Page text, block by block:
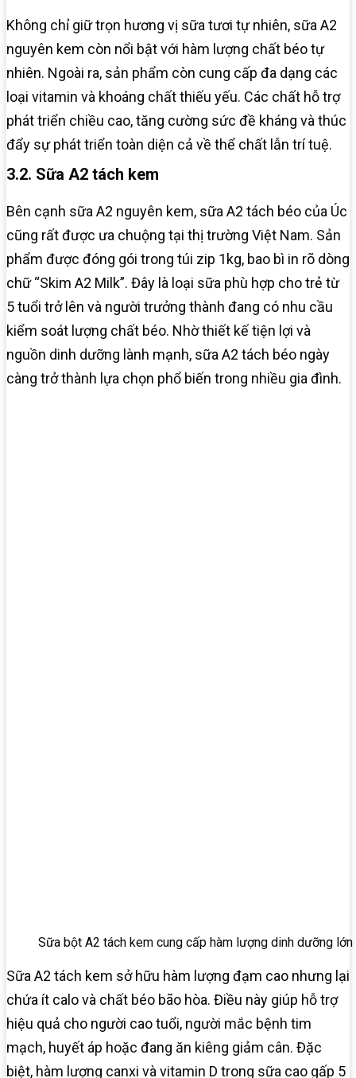
Không chỉ giữ trọn hương vị sữa tươi tự nhiên, sữa A2
nguyên kem còn nổi bật với hàm lượng chất béo tự
nhiên. Ngoài ra, sản phẩm còn cung cấp đa dạng các
loại vitamin và khoáng chất thiếu yếu. Các chất hỗ trợ
phát triển chiều cao, tăng cường sức đề kháng và thúc
đẩy sự phát triển toàn diện cả về thể chất lẫn trí tuệ.
3.2. Sữa A2 tách kem
Bên cạnh sữa A2 nguyên kem, sữa A2 tách béo của Úc
cũng rất được ưa chuộng tại thị trường Việt Nam. Sản
phẩm được đóng gói trong túi zip 1kg, bao bì in rõ dòng
chữ “Skim A2 Milk”. Đây là loại sữa phù hợp cho trẻ từ
5 tuổi trở lên và người trưởng thành đang có nhu cầu
kiểm soát lượng chất béo. Nhờ thiết kế tiện lợi và
nguồn dinh dưỡng lành mạnh, sữa A2 tách béo ngày
càng trở thành lựa chọn phổ biến trong nhiều gia đình.
Sữa bột A2 tách kem cung cấp hàm lượng dinh dưỡng lớn
Sữa A2 tách kem sở hữu hàm lượng đạm cao nhưng lại
chứa ít calo và chất béo bão hòa. Điều này giúp hỗ trợ
hiệu quả cho người cao tuổi, người mắc bệnh tim
mạch, huyết áp hoặc đang ăn kiêng giảm cân. Đặc
biệt, hàm lượng canxi và vitamin D trong sữa cao gấp 5